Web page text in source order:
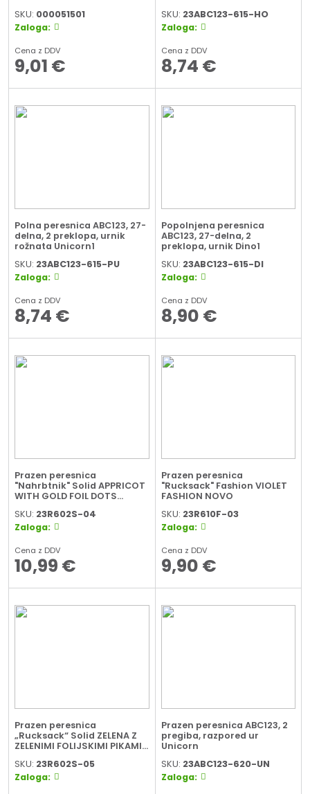
SKU: 000051501
Zaloga:
Cena z DDV
9,01 €
SKU: 23ABC123-615-HO
Zaloga:
Cena z DDV
8,74 €
Polna peresnica ABC123, 27-
delna, 2 preklopa, urnik
rožnata Unicorn1
SKU: 23ABC123-615-PU
Zaloga:
Cena z DDV
8,74 €
Popolnjena peresnica
ABC123, 27-delna, 2
preklopa, urnik Dino1
SKU: 23ABC123-615-DI
Zaloga:
Cena z DDV
8,90 €
Prazen peresnica
"Nahrbtnik" Solid APPRICOT
WITH GOLD FOIL DOTS
SKU: 23R602S-04
Zaloga:
Cena z DDV
10,99 €
Prazen peresnica
"Rucksack" Fashion VIOLET
FASHION NOVO
SKU: 23R610F-03
Zaloga:
Cena z DDV
9,90 €
Prazen peresnica
„Rucksack“ Solid ZELENA Z
ZELENIMI FOLIJSKIMI PIKAMI
SKU: 23R602S-05
Zaloga:
Prazen peresnica ABC123, 2
pregiba, razpored ur
Unicorn
SKU: 23ABC123-620-UN
Zaloga: